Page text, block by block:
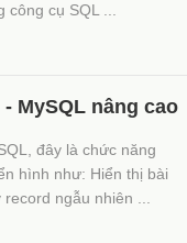
cụ SQL ...
MySQL nâng cao
đây là chức năng
hình như: Hiển thị bài
ngẫu nhiên ...